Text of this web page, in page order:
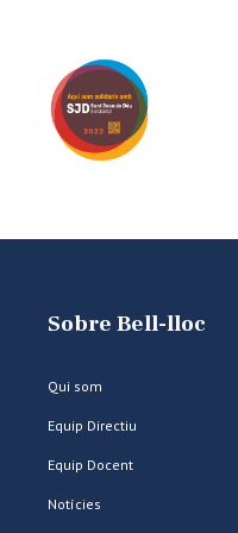
Sobre Bell-lloc
Qui som
Equip Directiu
Equip Docent
Notícies